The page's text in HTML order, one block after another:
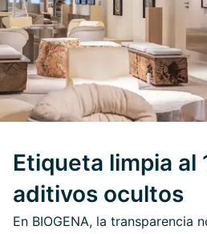
Etiqueta limpia al
aditivos ocultos
En BIOGENA, la transparencia